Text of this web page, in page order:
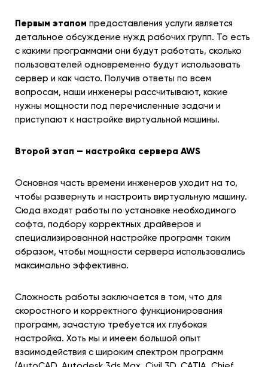
Первым этапом предоставления услуги является
детальное обсуждение нужд рабочих групп. То есть
с какими программами они будут работать, сколько
пользователей одновременно будут использовать
сервер и как часто. Получив ответы по всем
вопросам, наши инженеры рассчитывают, какие
нужны мощности под перечисленные задачи и
приступают к настройке виртуальной машины.
Второй этап — настройка сервера AWS
Основная часть времени инженеров уходит на то,
чтобы развернуть и настроить виртуальную машину.
Сюда входят работы по установке необходимого
софта, подбору корректных драйверов и
специализированной настройке программ таким
образом, чтобы мощности сервера использовались
максимально эффективно.
Сложность работы заключается в том, что для
скоростного и корректного функционирования
программ, зачастую требуется их глубокая
настройка. Хоть мы и имеем большой опыт
взаимодействия с широким спектром программ